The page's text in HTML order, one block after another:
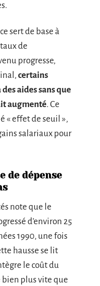
sert de base à
de
progresse,
certains
aides sans que
augmenté. Ce
« effet de seuil »,
salariaux pour
de dépense
note que le
d’environ 25
1990, une fois
hausse se lit
le coût du
bien plus vite que